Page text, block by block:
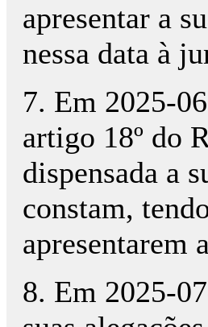
apresentar a
nessa data à
7. Em 2025-
artigo 18º do
dispensada a
constam,
apresentarem
8. Em 2025-